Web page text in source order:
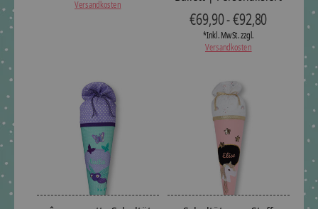
Versandkosten
€69,90 - €92,80
*Inkl. MwSt. zzgl.
Versandkosten